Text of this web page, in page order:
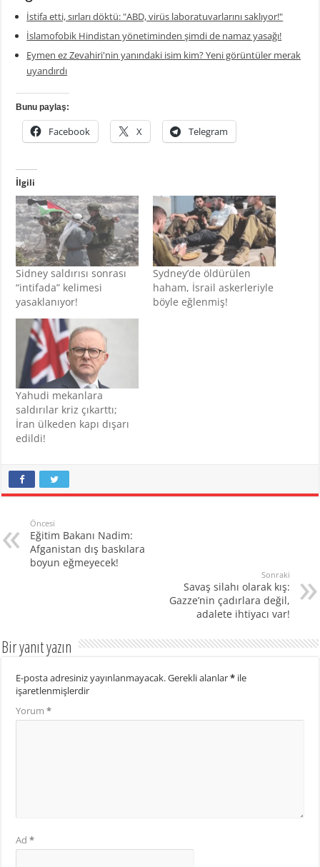
İstifa etti, sırları döktü: "ABD, virüs laboratuvarlarını saklıyor!"
İslamofobik Hindistan yönetiminden şimdi de namaz yasağı!
Eymen ez Zevahiri'nin yanındaki isim kim? Yeni görüntüler merak
uyandırdı
Bunu paylaş:
Facebook X Telegram
İlgili
Sidney saldırısı sonrası
“intifada” kelimesi
yasaklanıyor!
Sydney’de öldürülen
haham, İsrail askerleriyle
böyle eğlenmiş!
Yahudi mekanlara
saldırılar kriz çıkarttı;
İran ülkeden kapı dışarı
edildi!
Öncesi
Eğitim Bakanı Nadim:
Afganistan dış baskılara
boyun eğmeyecek!
Sonraki
Savaş silahı olarak kış:
Gazze’nin çadırlara değil,
adalete ihtiyacı var!
Bir yanıt yazın
E-posta adresiniz yayınlanmayacak.Gerekli alanlar* ile
işaretlenmişlerdir
Yorum*
Ad*